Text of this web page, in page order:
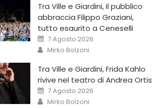
Tra Ville e Giardini, il pubblico
abbraccia Filippo Graziani,
tutto esaurito a Ceneselli
7 Agosto 2026
Mirko Bolzoni
Tra Ville e Giardini, Frida Kahlo
rivive nel teatro di Andrea Ortis
7 Agosto 2026
Mirko Bolzoni